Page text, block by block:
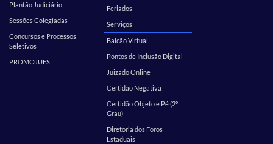
Plantão Judiciário
Sessões Colegiadas
Concursos e Processos
Seletivos
PROMOJUES
Feriados
Serviços
Balcão Virtual
Pontos de Inclusão Digital
Juizado Online
Certidão Negativa
Certidão Objeto e Pé (2º
Grau)
Diretoria dos Foros
Estaduais